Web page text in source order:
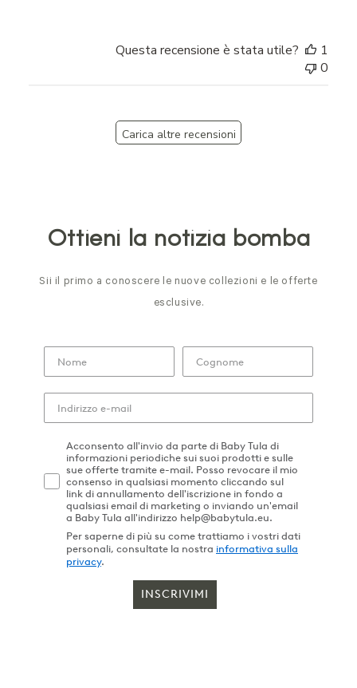
Questa recensione è stata utile?
1
0
Carica altre recensioni
Ottieni la notizia bomba
Sii il primo a conoscere le nuove collezioni e le offerte
esclusive.
Acconsento all'invio da parte di Baby Tula di
informazioni periodiche sui suoi prodotti e sulle
sue offerte tramite e-mail. Posso revocare il mio
consenso in qualsiasi momento cliccando sul
link di annullamento dell'iscrizione in fondo a
qualsiasi email di marketing o inviando un'email
a Baby Tula all'indirizzo help@babytula.eu.
Per saperne di più su come trattiamo i vostri dati
personali, consultate la nostra informativa sulla
privacy.
INSCRIVIMI